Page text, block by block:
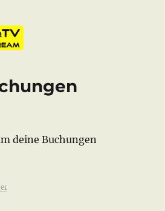
deine Buchungen